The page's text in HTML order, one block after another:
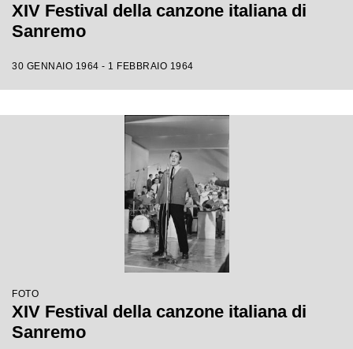
XIV Festival della canzone italiana di
Sanremo
30 GENNAIO 1964 - 1 FEBBRAIO 1964
FOTO
XIV Festival della canzone italiana di
Sanremo